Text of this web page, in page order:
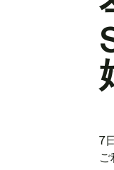
7
ご